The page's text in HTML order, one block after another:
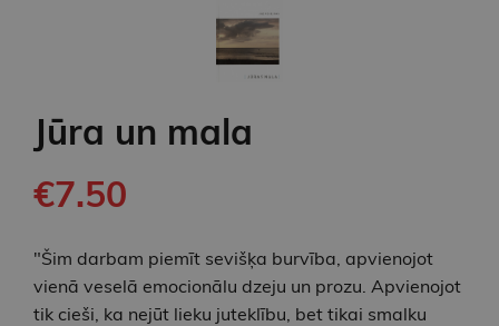
Jūra un mala
€7.50
"Šim darbam piemīt sevišķa burvība, apvienojot
vienā veselā emocionālu dzeju un prozu. Apvienojot
tik cieši, ka nejūt lieku juteklību, bet tikai smalku